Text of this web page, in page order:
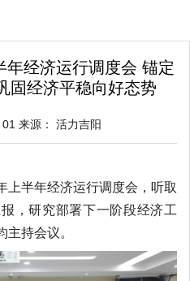
经济运行调度会 锚定
固经济平稳向好态势
来源： 活力吉阳
上半年经济运行调度会，听取
，研究部署下一阶段经济工
持会议。